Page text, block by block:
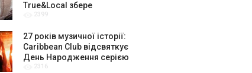
True&Local збере
крафтярів, лекторів і гурт
2399
27 років музичної історії:
Caribbean Club відсвяткує
День Народження серією
благодійних подій
2316